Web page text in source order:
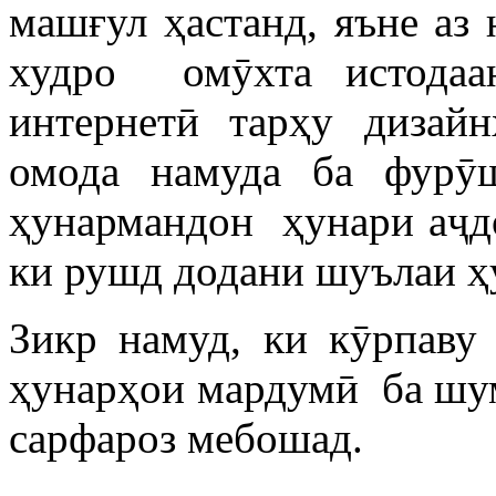
машғул ҳастанд, яъне аз
худро омӯхта
интернетӣ тарҳу
омода намуда ба
ҳунармандон ҳунари
ки рушд додани шуълаи
Зикр намуд, ки
ҳунарҳои мардумӣ ба
сарфароз мебошад.